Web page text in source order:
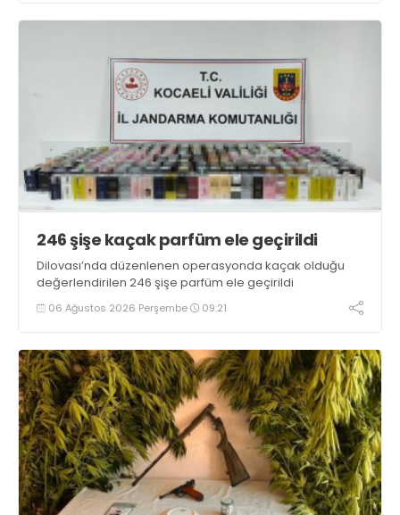
246 şişe kaçak parfüm ele geçirildi
Dilovası’nda düzenlenen operasyonda kaçak olduğu
değerlendirilen 246 şişe parfüm ele geçirildi
06 Ağustos 2026 Perşembe 09:21